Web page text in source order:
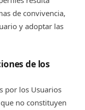
de convivencia,
y adoptar las
de los
por los Usuarios
no constituyen